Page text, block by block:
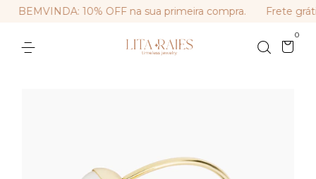
BEMVINDA: 10% OFF na sua primeira compra. Frete
0